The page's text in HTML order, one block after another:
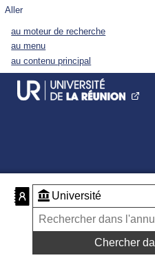
Aller
au moteur de recherche
au menu
au contenu principal
Chercher